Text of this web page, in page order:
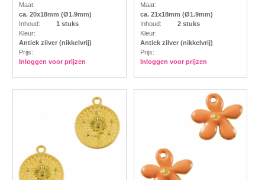
Maat:
ca. 20x18mm (Ø1.9mm)
Inhoud:
1 stuks
Kleur:
Antiek zilver (nikkelvrij)
Prijs:
Inloggen voor prijzen
Maat:
ca. 21x18mm (Ø1.9mm)
Inhoud:
2 stuks
Kleur:
Antiek zilver (nikkelvrij)
Prijs:
Inloggen voor prijzen